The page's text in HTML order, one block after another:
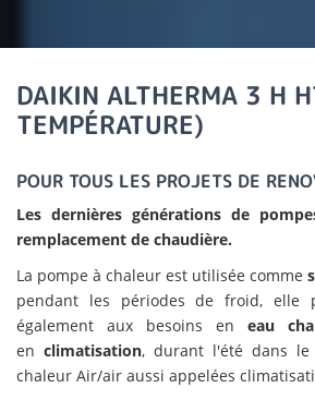
DAIKIN ALTHERMA 3 H
TEMPÉRATURE)
POUR TOUS LES PROJETS DE
Les dernières générations de
remplacement de chaudière.
La pompe à chaleur est utilisée comme
pendant les périodes de froid, elle
également aux besoins en eau
en climatisation, durant l'été dans le
chaleur Air/air aussi appelées